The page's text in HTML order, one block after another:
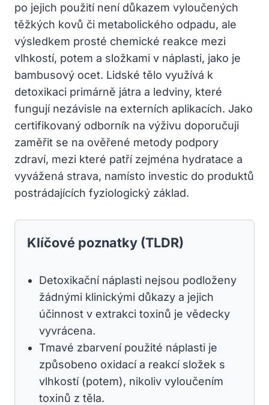
po jejich použití není důkazem vyloučených
těžkých kovů či metabolického odpadu, ale
výsledkem prosté chemické reakce mezi
vlhkostí, potem a složkami v náplasti, jako je
bambusový ocet. Lidské tělo využívá k
detoxikaci primárně játra a ledviny, které
fungují nezávisle na externích aplikacích. Jako
certifikovaný odborník na výživu doporučuji
zaměřit se na ověřené metody podpory
zdraví, mezi které patří zejména hydratace a
vyvážená strava, namísto investic do produktů
postrádajících fyziologický základ.
Klíčové poznatky (TLDR)
Detoxikační náplasti nejsou podloženy
žádnými klinickými důkazy a jejich
účinnost v extrakci toxinů je vědecky
vyvrácena.
Tmavé zbarvení použité náplasti je
způsobeno oxidací a reakcí složek s
vlhkostí (potem), nikoliv vyloučením
toxinů z těla.